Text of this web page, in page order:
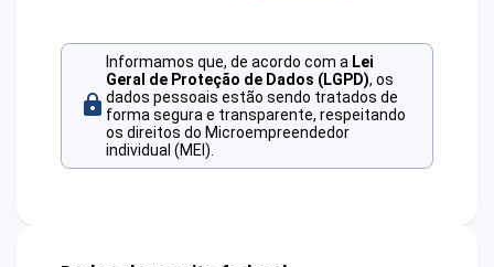
Informamos que, de acordo com a Lei
Geral de Proteção de Dados (LGPD), os
dados pessoais estão sendo tratados de
forma segura e transparente, respeitando
os direitos do Microempreendedor
individual (MEI).